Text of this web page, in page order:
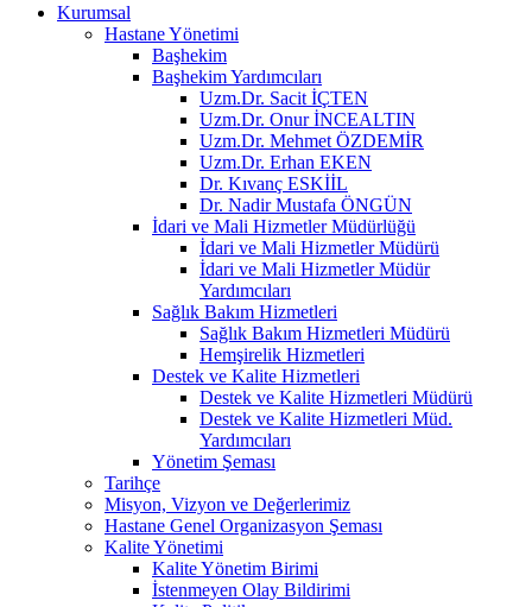
Kurumsal
Hastane Yönetimi
Başhekim
Başhekim Yardımcıları
Uzm.Dr. Sacit İÇTEN
Uzm.Dr. Onur İNCEALTIN
Uzm.Dr. Mehmet ÖZDEMİR
Uzm.Dr. Erhan EKEN
Dr. Kıvanç ESKİİL
Dr. Nadir Mustafa ÖNGÜN
İdari ve Mali Hizmetler Müdürlüğü
İdari ve Mali Hizmetler Müdürü
İdari ve Mali Hizmetler Müdür
Yardımcıları
Sağlık Bakım Hizmetleri
Sağlık Bakım Hizmetleri Müdürü
Hemşirelik Hizmetleri
Destek ve Kalite Hizmetleri
Destek ve Kalite Hizmetleri Müdürü
Destek ve Kalite Hizmetleri Müd.
Yardımcıları
Yönetim Şeması
Tarihçe
Misyon, Vizyon ve Değerlerimiz
Hastane Genel Organizasyon Şeması
Kalite Yönetimi
Kalite Yönetim Birimi
İstenmeyen Olay Bildirimi